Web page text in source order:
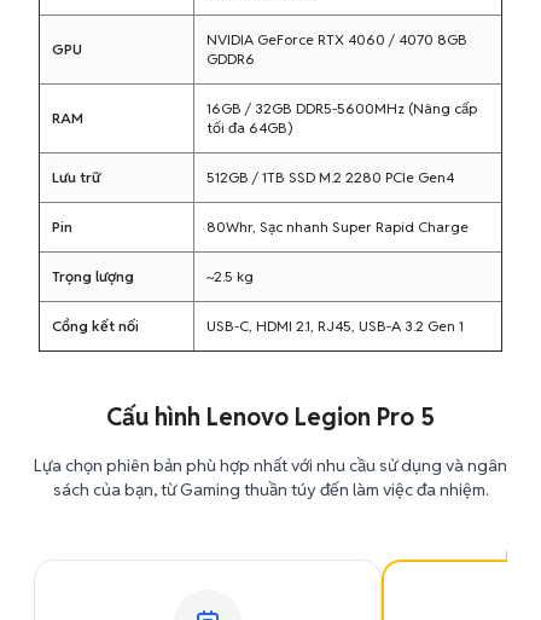
GPU
NVIDIA GeForce RTX 4060 / 4070 8GB
GDDR6
RAM
16GB / 32GB DDR5-5600MHz (Nâng cấp
tối đa 64GB)
Lưu trữ 512GB / 1TB SSD M.2 2280 PCIe Gen4
Pin 80Whr, Sạc nhanh Super Rapid Charge
Trọng lượng ~2.5 kg
Cổng kết nối USB-C, HDMI 2.1, RJ45, USB-A 3.2 Gen 1
Cấu hình Lenovo Legion Pro 5
Lựa chọn phiên bản phù hợp nhất với nhu cầu sử dụng và ngân
sách của bạn, từ Gaming thuần túy đến làm việc đa nhiệm.